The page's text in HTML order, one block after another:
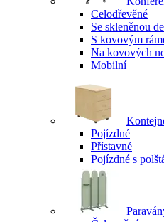
Celodřevěné
Se skleněnou
S kovovým
Na kovových
Mobilní
Pojízdné
Přístavné
Pojízdné s